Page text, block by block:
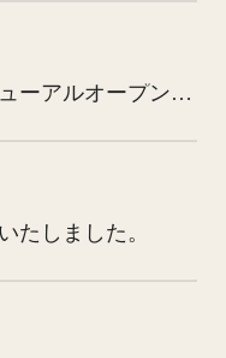
イトーヨーカドー静岡店リニューアルオープンのお知らせ
たしました。